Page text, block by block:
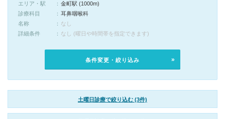
エリア・駅
金町駅 (1000m)
診療科目
耳鼻咽喉科
名称
なし
詳細条件
なし (曜日や時間帯を指定できます)
条件変更・絞り込み
土曜日診療で絞り込む (3件)